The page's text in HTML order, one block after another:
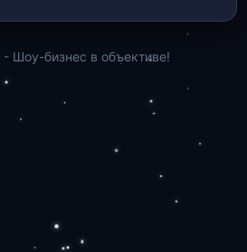
- Шоу-бизнес в объективе!